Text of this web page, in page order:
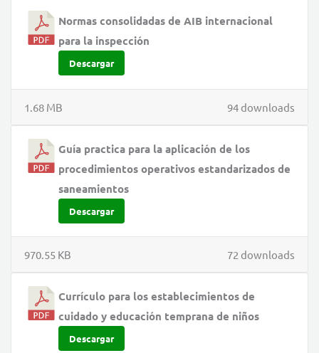
Normas consolidadas de AIB internacional
para la inspección
Descargar
94 downloads
1.68 MB
Guía practica para la aplicación de los
procedimientos operativos estandarizados de
saneamientos
Descargar
72 downloads
970.55 KB
Currículo para los establecimientos de
cuidado y educación temprana de niños
Descargar